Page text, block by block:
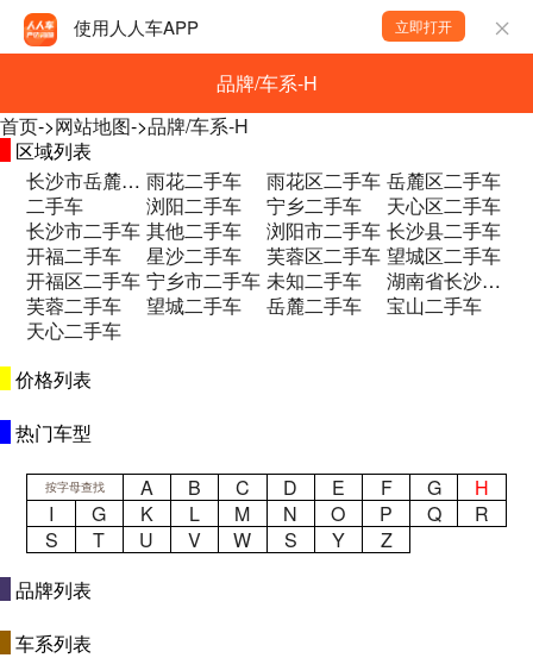
使用人人车APP 立即打开
品牌/车系-H
首页->网站地图->品牌/车系-H
区域列表
长沙市岳麓区和馨园二期B区二手车 雨花二手车 雨花区二手车 岳麓区二手车
二手车
浏阳二手车 宁乡二手车
天心区二手车
长沙市二手车 其他二手车 浏阳市二手车 长沙县二手车
开福二手车
星沙二手车 芙蓉区二手车 望城区二手车
开福区二手车 宁乡市二手车 未知二手车
湖南省长沙市望城区永通大道永通集团一楼 二手车
芙蓉二手车
望城二手车 岳麓二手车
宝山二手车
天心二手车
价格列表
热门车型
按字母查找 A B C D E F G
H
I
G K L M N O P Q
R
S
T U V W S Y
Z
品牌列表
车系列表